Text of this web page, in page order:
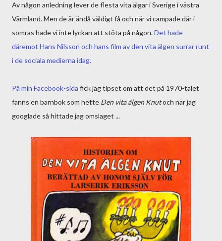
Av någon anledning lever de flesta vita älgar i Sverige i västra
Värmland. Men de är ändå väldigt få och när vi campade där i
somras hade vi inte lyckan att stöta på någon.Det hade
däremot Hans Nilsson och hans film av den vita älgen surrar runt
i de sociala medierna idag.
På min Facebook-sida fick jag tipset om att det på 1970-talet
fanns en barnbok som hette Den vita älgen Knutoch när jag
googlade så hittade jag omslaget ...